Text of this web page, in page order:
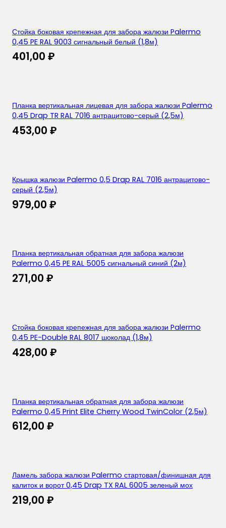
Стойка боковая крепежная для забора жалюзи Palermo
0,45 PE RAL 9003 сигнальный белый (1,8м)
401,00 ₽
Планка вертикальная лицевая для забора жалюзи Palermo
0,45 Drap TR RAL 7016 антрацитово-серый (2,5м)
453,00 ₽
Крышка жалюзи Palermo 0,5 Drap RAL 7016 антрацитово-
серый (2,5м)
979,00 ₽
Планка вертикальная обратная для забора жалюзи
Palermo 0,45 PE RAL 5005 сигнальный синий (2м)
271,00 ₽
Стойка боковая крепежная для забора жалюзи Palermo
0,45 PE-Double RAL 8017 шоколад (1,8м)
428,00 ₽
Планка вертикальная обратная для забора жалюзи
Palermo 0,45 Print Elite Cherry Wood TwinColor (2,5м)
612,00 ₽
Ламель забора жалюзи Palermo стартовая/финишная для
калиток и ворот 0,45 Drap TX RAL 6005 зеленый мох
219,00 ₽